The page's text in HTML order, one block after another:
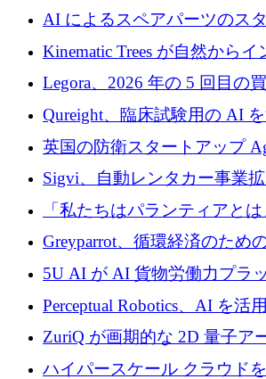
2026 年上半期がヨーロッパ
ついて語ること
AI によるスペアパーツのス
Intropy が 1,100 万ドルを調達
Kinematic Trees が自然から
ンを得たロボット ソフトウ
めに 58 万 5,000 ポンドを調達
Legora、2026 年の 5 回目の
タートアップ Wexler を買収
Qureight、臨床試験用の AI
ジング プラットフォームを
リーズ B で 2,000 万ドルを確
英国の防衛スタートアップ
攻撃に対抗する仮想戦場を構
を調達
Sigvi、自動レンタカー事業
ユーロを調達
「私たちはパランティアと
会社です」とフランス人の「
者は言う
Greyparrot、循環経済のため
テリジェンスを拡張するため
2,700 万ドルを確保
5U AI が AI 貨物労働力プラ
に 320 万ドルのプレシードを
Perceptual Robotics、AI を活
規模拡大に向けて 400 万ポ
ZuriQ が画期的な 2D 量子ア
張するために 2,550 万ドルを
ハイパースケール クラウド